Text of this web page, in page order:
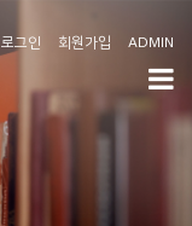
로그인 회원가입 ADMIN